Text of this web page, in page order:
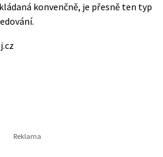
konvenčně, je přesně ten typ